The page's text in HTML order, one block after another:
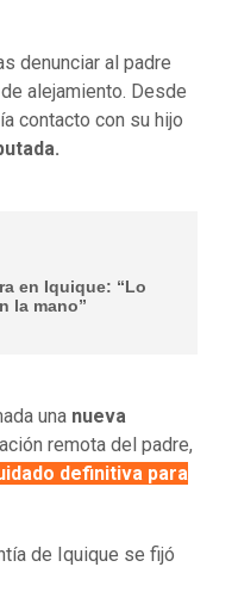
denunciar al padre
alejamiento. Desde
contacto con su hijo
en Iquique: “Lo
la mano”
una nueva
remota del padre,
definitiva para
de Iquique se fijó